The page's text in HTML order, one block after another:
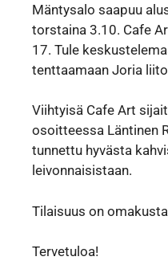
Mäntysalo saapuu
torstaina 3.10. Cafe
17. Tule
tenttaamaan Joria
Viihtyisä Cafe Art
osoitteessa Läntinen
tunnettu hyvästa
leivonnaisistaan.
Tilaisuus on
Tervetuloa!